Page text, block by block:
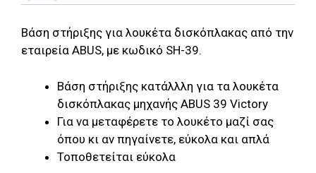
quantity
Βάση στήριξης για λουκέτα δισκόπλακας από την
εταιρεία ABUS, με κωδικό SH-39.
Bάση στήριξης κατάλλλη για τα λουκέτα
δισκόπλακας μηχανής ABUS 39 Victory
Για να μεταφέρετε το λουκέτο μαζί σας
όπου κι αν πηγαίνετε, εύκολα και απλά
Τοποθετείται εύκολα